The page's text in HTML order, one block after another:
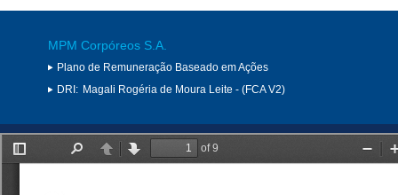
MPM Corpóreos S.A.
Plano de Remuneração Baseado em Ações
DRI: Magali Rogéria de Moura Leite - (FCA V2)